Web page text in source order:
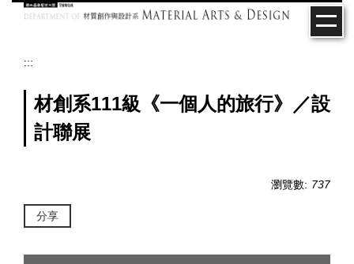
:::
材創系111級《一個人的旅行》／設
計聯展
瀏覽數: 737
分享